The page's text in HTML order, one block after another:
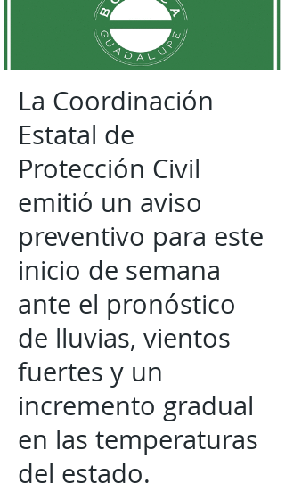
La Coordinación
Estatal de
Protección Civil
emitió un aviso
preventivo para este
inicio de semana
ante el pronóstico
de lluvias, vientos
fuertes y un
incremento gradual
en las temperaturas
del estado.